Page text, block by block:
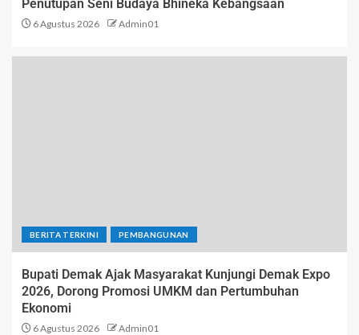
Penutupan Seni Budaya Bhineka Kebangsaan
6 Agustus 2026 Admin01
BERITA TERKINI PEMBANGUNAN
Bupati Demak Ajak Masyarakat Kunjungi Demak Expo
2026, Dorong Promosi UMKM dan Pertumbuhan
Ekonomi
6 Agustus 2026 Admin01